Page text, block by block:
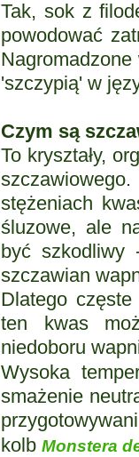
Tak, sok z
powodować
'szczypią' w
Czym są
To kryształy,
stężeniach
śluzowe, ale
być szkodliwy
szczawian
Dlatego
ten kwas
niedoboru
Wysoka
smażenie
kolb Monstera